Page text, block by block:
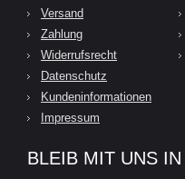
Versand
Zahlung
Widerrufsrecht
Datenschutz
Kundeninformationen
Impressum
BLEIB MIT UNS